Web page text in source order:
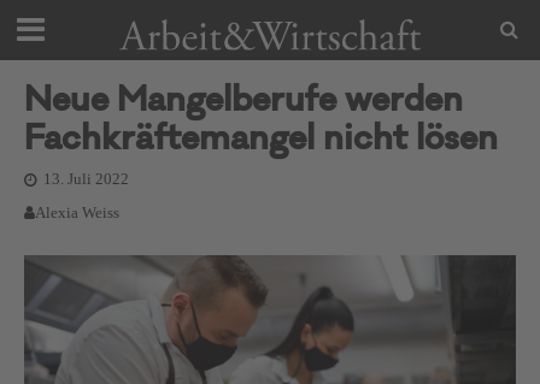
Neue Mangelberufe werden
Fachkräftemangel nicht lösen
13. Juli 2022
Alexia Weiss